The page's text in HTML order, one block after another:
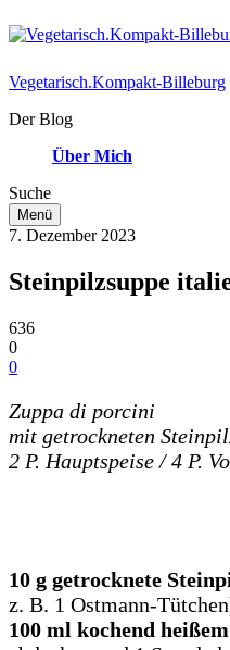
Vegetarisch.Kompakt-Billeburg
Der Blog
Über Mich
Suche
Menü
7. Dezember 2023
Steinpilzsuppe
636
0
0
Zuppa di porcini
mit getrockneten
2 P. Hauptspeise / 4 P.
10 g getrocknete
z. B. 1 Ostmann-
100 ml kochend